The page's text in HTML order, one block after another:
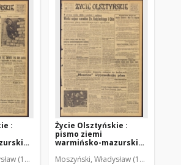
:
(1922-2001). Red. Mroczkowski, Włodzimierz
Życie Olsztyńskie :
pismo ziemi
warmińsko-mazurskiej,
Moszyński, Władysław (1922-2001).